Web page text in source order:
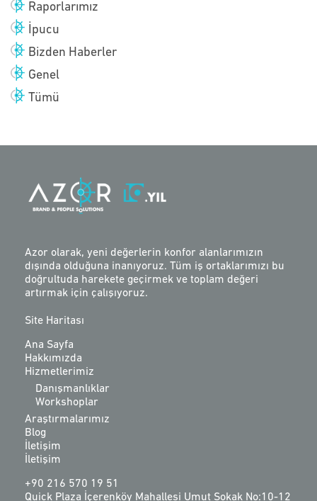
Raporlarımız
İpucu
Bizden Haberler
Genel
Tümü
Azor olarak, yeni değerlerin konfor alanlarımızın
dışında olduğuna inanıyoruz. Tüm iş ortaklarımızı bu
doğrultuda harekete geçirmek ve toplam değeri
artırmak için çalışıyoruz.
Site Haritası
Ana Sayfa
Hakkımızda
Hizmetlerimiz
Danışmanlıklar
Workshoplar
Araştırmalarımız
Blog
İletişim
İletişim
+90 216 570 19 51
Quick Plaza İçerenköy Mahallesi Umut Sokak No:10-12